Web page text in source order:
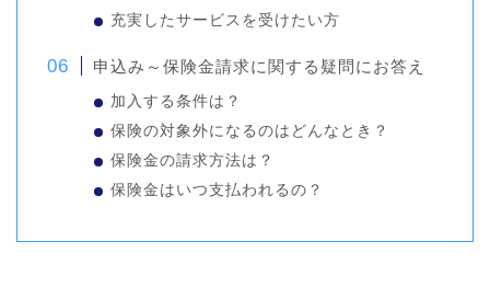
充実したサービスを受けたい方
申込み～保険金請求に関する疑問にお答え
加入する条件は？
保険の対象外になるのはどんなとき？
保険金の請求方法は？
保険金はいつ支払われるの？